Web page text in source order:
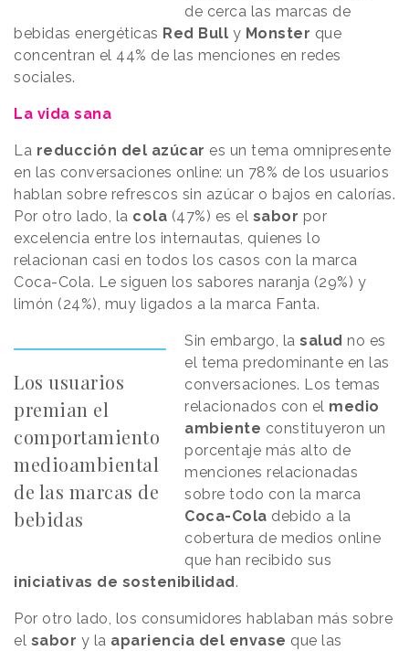
de cerca las marcas de
bebidas energéticas Red Bull y Monster que
concentran el 44% de las menciones en redes
sociales.
La vida sana
La reducción del azúcar es un tema omnipresente
en las conversaciones online: un 78% de los usuarios
hablan sobre refrescos sin azúcar o bajos en calorías.
Por otro lado, la cola (47%) es el sabor por
excelencia entre los internautas, quienes lo
relacionan casi en todos los casos con la marca
Coca-Cola. Le siguen los sabores naranja (29%) y
limón (24%), muy ligados a la marca Fanta.
Los usuarios
premian el
comportamiento
medioambiental
de las marcas de
bebidas
Sin embargo, lasalud no es
el tema predominante en las
conversaciones. Los temas
relacionados con el medio
ambiente constituyeron un
porcentaje más alto de
menciones relacionadas
sobre todo con la marca
Coca-Cola debido a la
cobertura de medios online
que han recibido sus
iniciativas de sostenibilidad .
Por otro lado, los consumidores hablaban más sobre
el sabor y la apariencia del envase que las